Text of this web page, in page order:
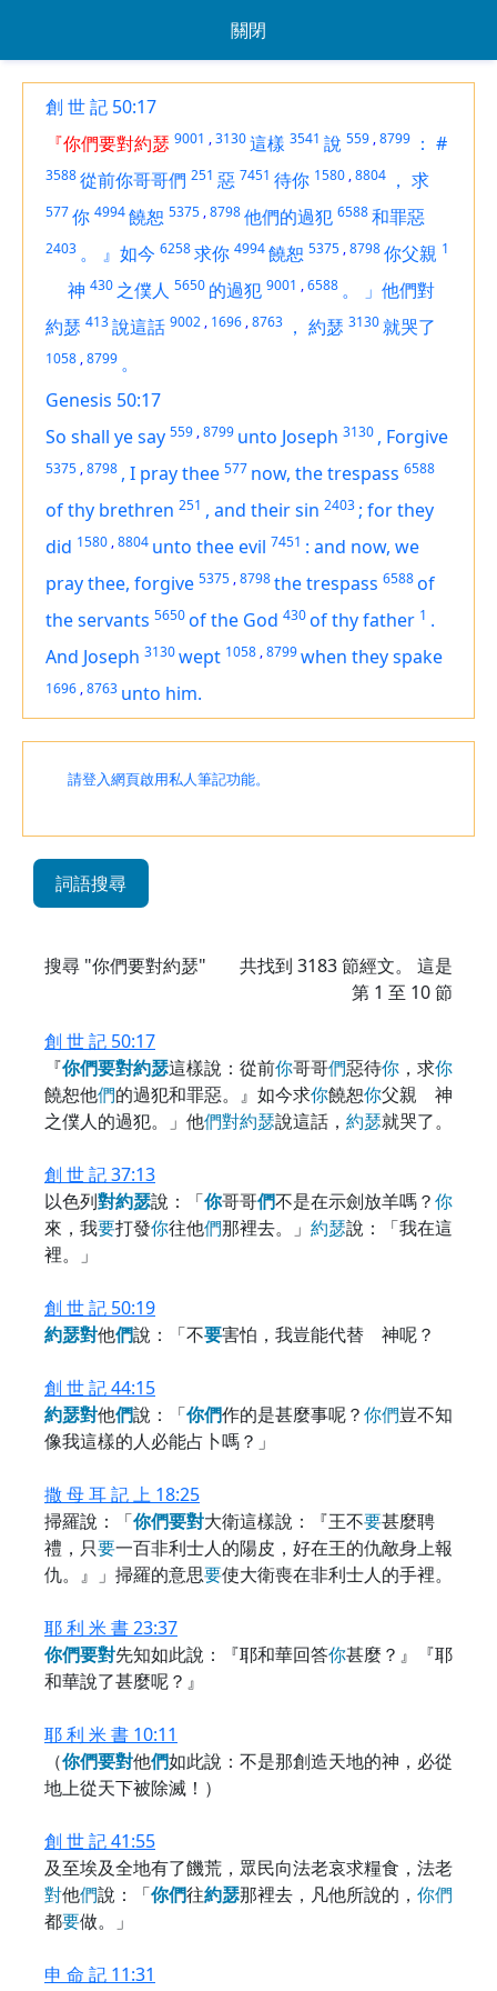
關閉
創 世 記 50:17
『你們要對約瑟 9001 ,3130這樣 3541 說 559 ,8799 ： #
3588從前你哥哥們 251 惡 7451 待你 1580 ,8804 ， 求
577你 4994饒恕 5375 ,8798他們的過犯 6588和罪惡
2403 。 』如今 6258求你 4994饒恕 5375 ,8798你父親 1
神 430 之僕人 5650 的過犯 9001 ,6588 。
」他們對
約瑟 413說這話 9002 , 1696 ,8763 ， 約瑟 3130就哭了
1058 ,8799 。
Genesis 50:17
So shall ye say 559 ,8799 unto Joseph 3130 , Forgive
5375 ,8798 , I pray thee 577 now, the trespass 6588
of thy brethren 251 , and their sin 2403 ; for they
did 1580 ,8804 unto thee evil 7451 : and now, we
pray thee, forgive 5375 ,8798the trespass 6588of
the servants 5650of the God 430of thy father 1 .
And Joseph 3130wept 1058 ,8799when they spake
1696 ,8763 unto him.
請登入網頁啟用私人筆記功能。
詞語搜尋
搜尋 "你們要對約瑟" 共找到 3183節經文。 這是
第 1 至 10 節
創 世 記 50:17
『你們要對約瑟這樣說：從前你哥哥們惡待你 ，求你
饒恕他們的過犯和罪惡。』如今求你饒恕你父親 神
之僕人的過犯。」他們對約瑟說這話， 約瑟就哭了。
創 世 記 37:13
以色列對約瑟說：「你哥哥們不是在示劍放羊嗎？你
來，我要打發你往他們那裡去。」 約瑟說：「我在這
裡。」
創 世 記 50:19
約瑟對他們說：「不要害怕，我豈能代替 神呢？
創 世 記 44:15
約瑟對他們說：「你們作的是甚麼事呢？你們豈不知
像我這樣的人必能占卜嗎？」
撒 母 耳 記 上 18:25
掃羅說：「你們要對大衛這樣說：『王不要甚麼聘
禮，只要一百非利士人的陽皮，好在王的仇敵身上報
仇。』」掃羅的意思要使大衛喪在非利士人的手裡。
耶 利 米 書 23:37
你們要對先知如此說：『耶和華回答你甚麼？』『耶
和華說了甚麼呢？』
耶 利 米 書 10:11
（你們要對他們如此說：不是那創造天地的神，必從
地上從天下被除滅！）
創 世 記 41:55
及至埃及全地有了饑荒，眾民向法老哀求糧食，法老
對他們說：「你們往約瑟那裡去，凡他所說的， 你們
都要做。」
申 命 記 11:31